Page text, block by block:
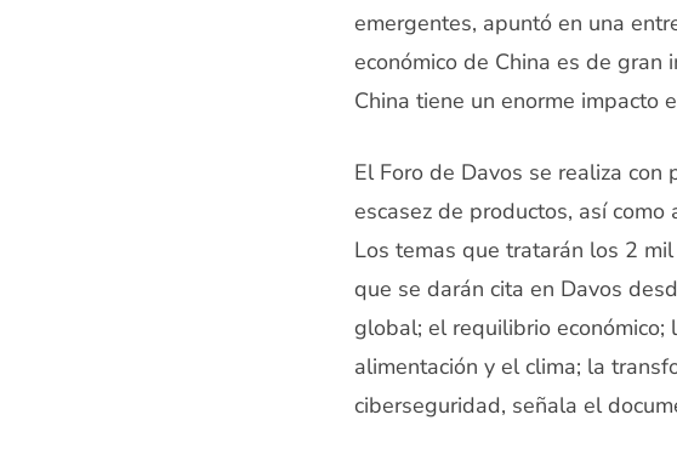
emergentes, apuntó en una
económico de China es de gran
China tiene un enorme impacto
El Foro de Davos se realiza
escasez de productos, así
Los temas que tratarán los 2
que se darán cita en Davos
global; el requilibrio
alimentación y el clima; la
ciberseguridad, señala el